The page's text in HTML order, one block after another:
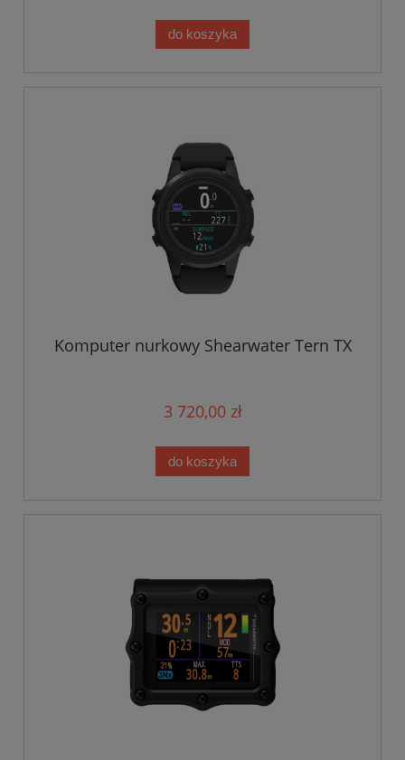
do koszyka
Komputer nurkowy Shearwater Tern TX
3 720,00 zł
do koszyka